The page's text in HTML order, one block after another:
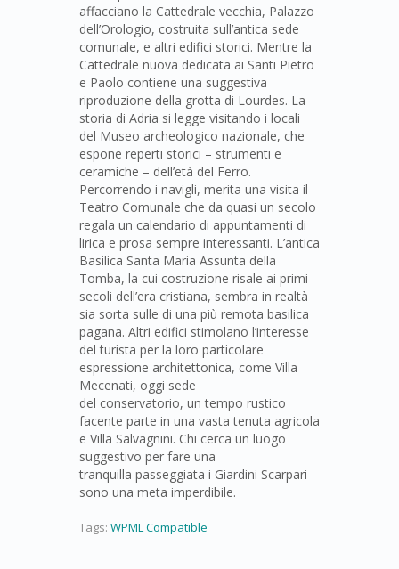
affacciano la Cattedrale vecchia, Palazzo
dell’Orologio, costruita sull’antica sede
comunale, e altri edifici storici. Mentre la
Cattedrale nuova dedicata ai Santi Pietro
e Paolo contiene una suggestiva
riproduzione della grotta di Lourdes. La
storia di Adria si legge visitando i locali
del Museo archeologico nazionale, che
espone reperti storici – strumenti e
ceramiche – dell’età del Ferro.
Percorrendo i navigli, merita una visita il
Teatro Comunale che da quasi un secolo
regala un calendario di appuntamenti di
lirica e prosa sempre interessanti. L’antica
Basilica Santa Maria Assunta della
Tomba, la cui costruzione risale ai primi
secoli dell’era cristiana, sembra in realtà
sia sorta sulle di una più remota basilica
pagana. Altri edifici stimolano l’interesse
del turista per la loro particolare
espressione architettonica, come Villa
Mecenati, oggi sede
del conservatorio, un tempo rustico
facente parte in una vasta tenuta agricola
e Villa Salvagnini. Chi cerca un luogo
suggestivo per fare una
tranquilla passeggiata i Giardini Scarpari
sono una meta imperdibile.
Tags: WPML Compatible